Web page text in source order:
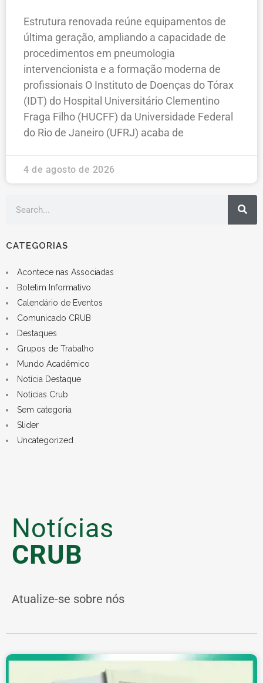
Estrutura renovada reúne equipamentos de
última geração, ampliando a capacidade de
procedimentos em pneumologia
intervencionista e a formação moderna de
profissionais O Instituto de Doenças do Tórax
(IDT) do Hospital Universitário Clementino
Fraga Filho (HUCFF) da Universidade Federal
do Rio de Janeiro (UFRJ) acaba de
4 de agosto de 2026
CATEGORIAS
Acontece nas Associadas
Boletim Informativo
Calendário de Eventos
Comunicado CRUB
Destaques
Grupos de Trabalho
Mundo Acadêmico
Notícia Destaque
Noticias Crub
Sem categoria
Slider
Uncategorized
Notícias
CRUB
Atualize-se sobre nós